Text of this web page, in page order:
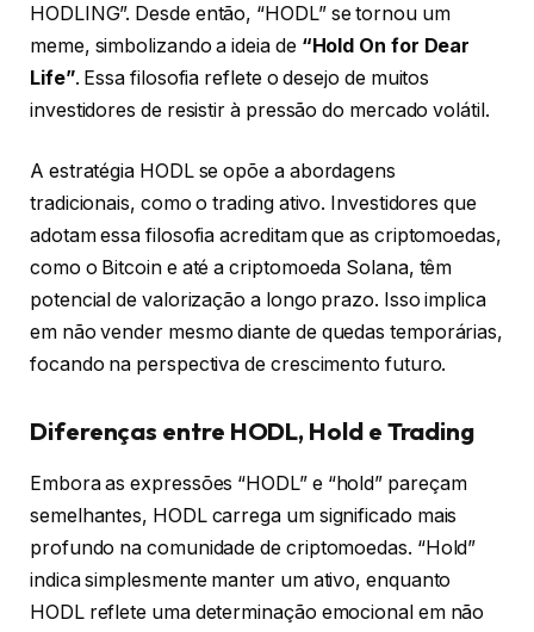
HODLING”. Desde então, “HODL” se tornou um
meme, simbolizando a ideia de “Hold On for Dear
Life”. Essa filosofia reflete o desejo de muitos
investidores de resistir à pressão do mercado volátil.
A estratégia HODL se opõe a abordagens
tradicionais, como o trading ativo. Investidores que
adotam essa filosofia acreditam que as criptomoedas,
como o Bitcoin e até a criptomoeda Solana, têm
potencial de valorização a longo prazo. Isso implica
em não vender mesmo diante de quedas temporárias,
focando na perspectiva de crescimento futuro.
Diferenças entre HODL, Hold e Trading
Embora as expressões “HODL” e “hold” pareçam
semelhantes, HODL carrega um significado mais
profundo na comunidade de criptomoedas. “Hold”
indica simplesmente manter um ativo, enquanto
HODL reflete uma determinação emocional em não